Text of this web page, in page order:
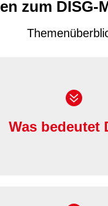
en zum DISG-
Was bedeutet